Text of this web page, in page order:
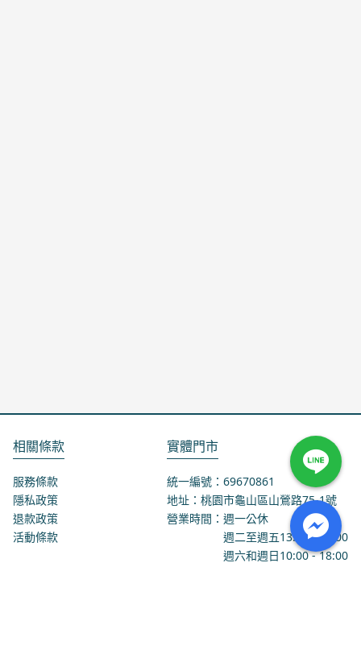
相關條款
服務條款
隱私政策
退款政策
活動條款
實體門市
統一編號：69670861
地址：桃園市龜山區山鶯路75-1號
營業時間：週一公休
週二至週五13:00 - 18:00
週六和週日10:00 - 18:00